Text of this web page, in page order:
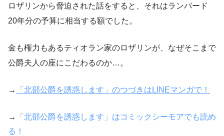
ロザリンから脅迫された話をすると、それはランバード
20年分の予算に相当する額でした。
金も権力もあるティオラン家のロザリンが、なぜそこまで
公爵夫人の座にこだわるのか…。
→ 「北部公爵を誘惑します」のつづきはLINEマンガで！
→
「北部公爵を誘惑します」はコミックシーモアでも読め
る！